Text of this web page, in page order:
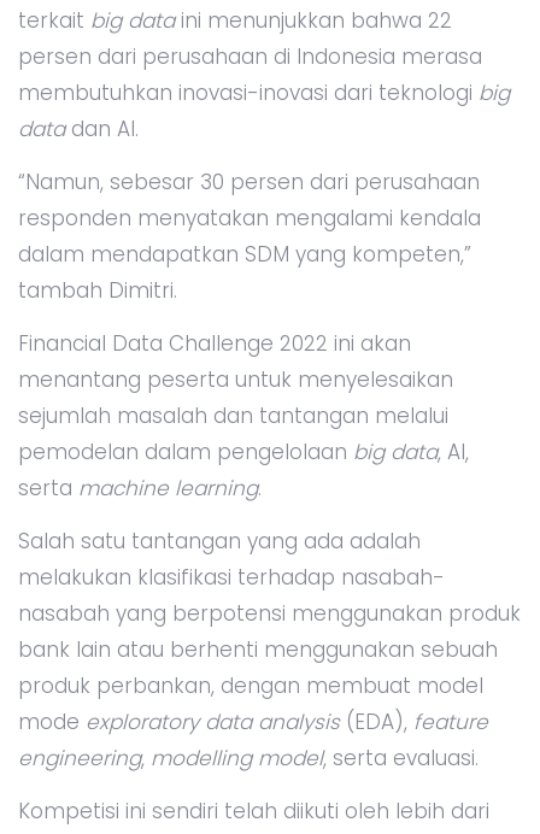
terkait big dataini menunjukkan bahwa 22
persen dari perusahaan di Indonesia merasa
membutuhkan inovasi-inovasi dari teknologi big
datadan AI.
“Namun, sebesar 30 persen dari perusahaan
responden menyatakan mengalami kendala
dalam mendapatkan SDM yang kompeten,”
tambah Dimitri.
Financial Data Challenge 2022 ini akan
menantang peserta untuk menyelesaikan
sejumlah masalah dan tantangan melalui
pemodelan dalam pengelolaan big data, AI,
serta machine learning.
Salah satu tantangan yang ada adalah
melakukan klasifikasi terhadap nasabah-
nasabah yang berpotensi menggunakan produk
bank lain atau berhenti menggunakan sebuah
produk perbankan, dengan membuat model
mode exploratory data analysis(EDA), feature
engineering, modelling model, serta evaluasi.
Kompetisi ini sendiri telah diikuti oleh lebih dari